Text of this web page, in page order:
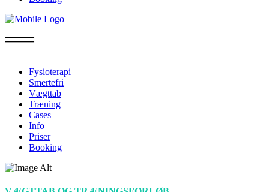
Fysioterapi
Smertefri
Vægttab
Træning
Cases
Info
Priser
Booking